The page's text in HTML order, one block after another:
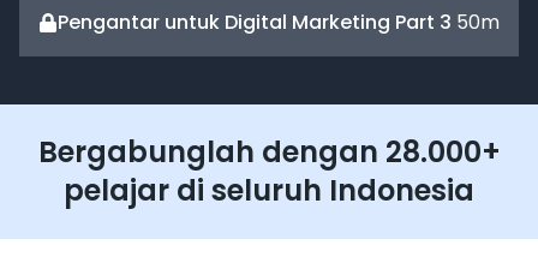
Pengantar untuk Digital Marketing Part 3 50m
Bergabunglah dengan 28.000+
pelajar di seluruh Indonesia